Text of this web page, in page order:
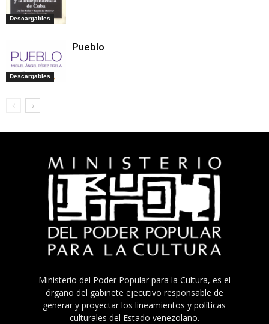
Descargables
Descargables
Pueblo
Ministerio del Poder Popular para la Cultura, es el
órgano del gabinete ejecutivo responsable de
generar y proyectar los lineamientos y políticas
culturales del Estado venezolano.